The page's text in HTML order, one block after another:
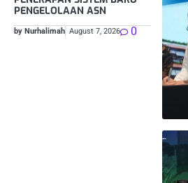
PENGELOLAAN ASN
by Nurhalimah August 7, 2026 0